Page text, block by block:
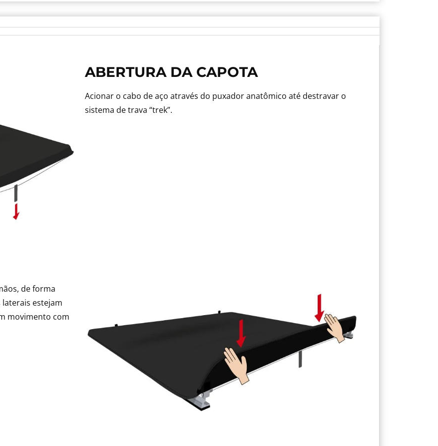
ABERTURA DA CAPOTA
Acionar o cabo de aço através do puxador anatômico até destravar o
sistema de trava “trek”.
de forma
estejam
movimento com